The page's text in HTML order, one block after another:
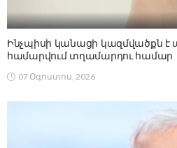
Ինչպիսի կանացի կազմվածքն է
համարվում տղամարդու համար
07 Օգոստոս, 2026